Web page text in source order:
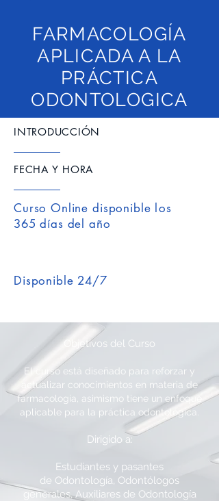
FARMACOLOGÍA
APLICADA A LA
PRÁCTICA
ODONTOLOGICA
INTRODUCCIÓN
FECHA Y HORA
Curso Online disponible los
365 días del año
Disponible 24/7
Objetivos del Curso
El curso está diseñado para reforzar y
actualizar conocimientos en materia de
farmacología, asimismo tiene un enfoque
aplicable para la práctica odontológica.
Dirigido a:
Estudiantes y pasantes
de Odontología, Odontólogos
generales, Auxiliares de Odontología